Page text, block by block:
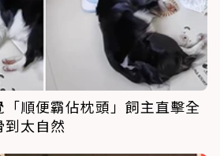
順便霸佔枕頭」飼主直擊全
太自然